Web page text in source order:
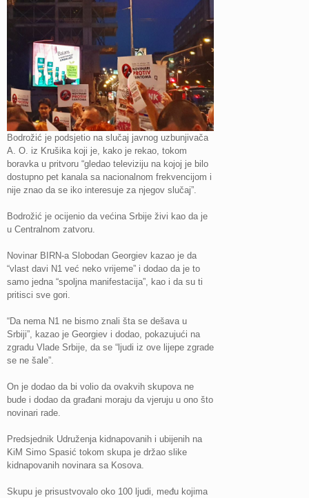
Bodrožić je podsjetio na slučaj javnog uzbunjivača
A. O. iz Krušika koji je, kako je rekao, tokom
boravka u pritvoru “gledao televiziju na kojoj je bilo
dostupno pet kanala sa nacionalnom frekvencijom i
nije znao da se iko interesuje za njegov slučaj”.
Bodrožić je ocijenio da većina Srbije živi kao da je
u Centralnom zatvoru.
Novinar BIRN-a Slobodan Georgiev kazao je da
“vlast davi N1 već neko vrijeme” i dodao da je to
samo jedna “spoljna manifestacija”, kao i da su ti
pritisci sve gori.
“Da nema N1 ne bismo znali šta se dešava u
Srbiji”, kazao je Georgiev i dodao, pokazujući na
zgradu Vlade Srbije, da se “ljudi iz ove lijepe zgrade
se ne šale”.
On je dodao da bi volio da ovakvih skupova ne
bude i dodao da građani moraju da vjeruju u ono što
novinari rade.
Predsjednik Udruženja kidnapovanih i ubijenih na
KiM Simo Spasić tokom skupa je držao slike
kidnapovanih novinara sa Kosova.
Skupu je prisustvovalo oko 100 ljudi, među kojima